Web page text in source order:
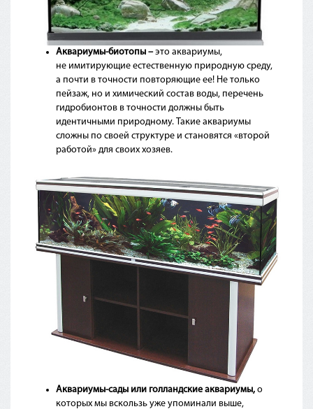
Аквариумы-биотопы –это аквариумы,
не имитирующие естественную природную среду,
а почти в точности повторяющие ее! Не только
пейзаж, но и химический состав воды, перечень
гидробионтов в точности должны быть
идентичными природному. Такие аквариумы
сложны по своей структуре и становятся «второй
работой» для своих хозяев.
Аквариумы-сады или голландские аквариумы, о
которых мы вскользь уже упоминали выше,